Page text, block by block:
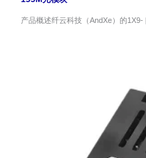
产品概述纤云科技（AndXe）的1X9-